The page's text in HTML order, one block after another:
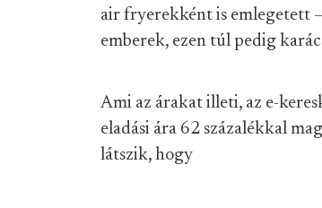
air fryerekként is emlegetett
emberek, ezen túl pedig
Ami az árakat illeti, az e-
eladási ára 62 százalékkal
látszik, hogy